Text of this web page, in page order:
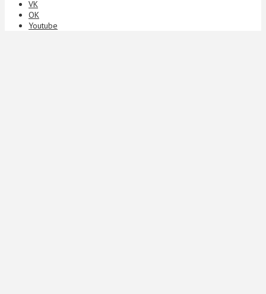
VK
ОК
Youtube